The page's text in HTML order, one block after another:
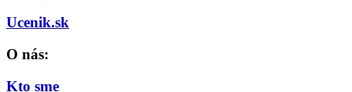
Ucenik.sk
O nás:
Kto sme